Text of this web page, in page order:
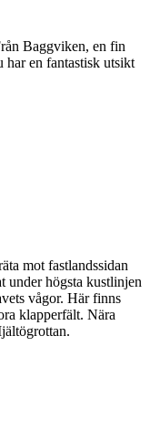
Baggviken, en fin
har en fantastisk utsikt
mot fastlandssidan
under högsta kustlinjen
vågor. Här finns
klapperfält. Nära